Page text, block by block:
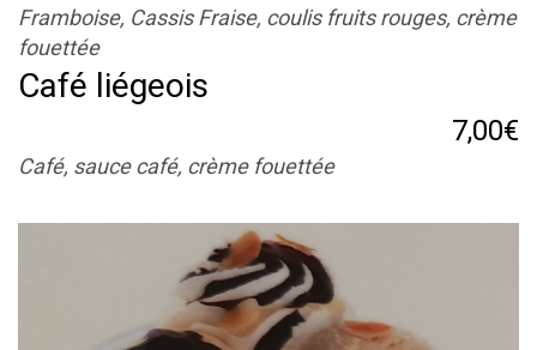
Framboise, Cassis Fraise, coulis fruits rouges, crème
fouettée
Café liégeois
7,00€
Café, sauce café, crème fouettée